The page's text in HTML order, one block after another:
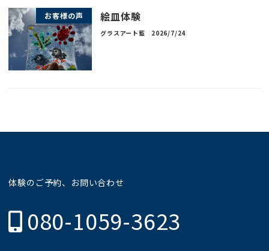
お客様の声 絵皿体験
グラスアート藍 2026/7/24
体験のご予約、お問い合わせ
080-1059-3623